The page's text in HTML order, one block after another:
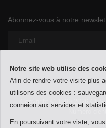
Abonnez-vous à notre
Copyright © 1999-2026
Numéro
Notre site web utilise des
Afin de rendre votre visite plus
utilisons des cookies :
conneion aux services et
En poursuivant votre viste,